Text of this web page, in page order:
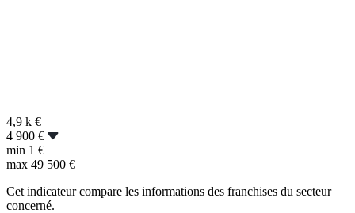
4,9 k €
4 900 €
min 1 €
max 49 500 €
Cet indicateur compare les informations des franchises du secteur
concerné.